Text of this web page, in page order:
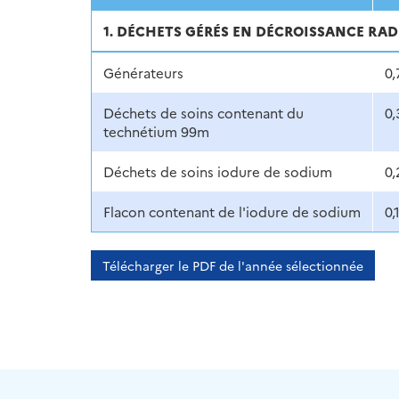
1. DÉCHETS GÉRÉS EN DÉCROISSANCE
Générateurs
Déchets de soins contenant du
technétium 99m
Déchets de soins iodure de sodium
Flacon contenant de l'iodure de sodium 0,1
Télécharger le PDF de l'année sélectionnée